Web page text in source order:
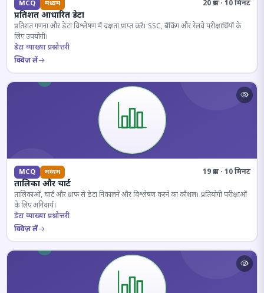
MCQ मध्यम 20 प्रश्न · 10 मिनट
प्रतिशत आधारित डेटा
प्रतिशत गणना और डेटा विश्लेषण में दक्षता प्राप्त करें। SSC, बैंकिंग और रेलवे परीक्षार्थियों के
लिए उपयोगी।
डेटा व्याख्या प्रश्नोत्तरी
क्विज़ लें
MCQ मध्यम 19 प्रश्न · 10 मिनट
तालिका और चार्ट
तालिकाओं, चार्ट और ग्राफ से डेटा निकालने और विश्लेषण करने का कौशल। प्रतियोगी परीक्षाओं
के लिए अनिवार्य।
डेटा व्याख्या प्रश्नोत्तरी
क्विज़ लें